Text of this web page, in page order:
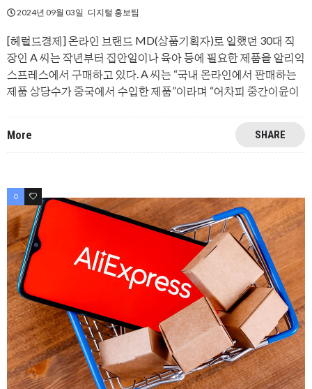
2024년 09월 03일 디지털 홍보팀
[헤럴드경제] 온라인 브랜드 MD(상품기획자)로 일했던 30대 직
장인 A 씨는 작년부터 집안일이나 육아 등에 필요한 제품을 알리익
스프레스에서 구매하고 있다. A 씨는 “국내 온라인에서 판매하는
제품 상당수가 중국에서 수입한 제품”이라며 “어차피 중간이윤이
More SHARE
0 0